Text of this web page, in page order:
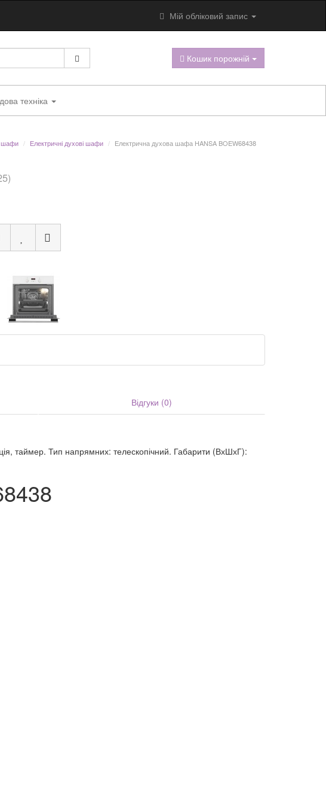
Мій обліковий запис
Кошик порожній
техніка
шафи Електричні духові шафи Електрична духова шафа HANSA BOEW68438
Відгуки (0)
таймер. Тип напрямних: телескопічний. Габарити (ВхШхГ):